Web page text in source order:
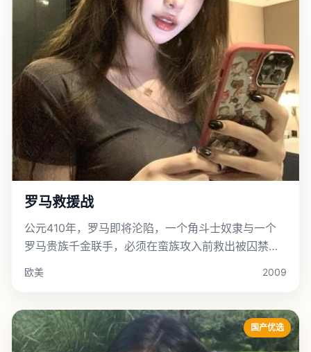
罗马救援战
公元410年，罗马即将沦陷，一个角斗士奴隶与一个
罗马贵族千金联手，必须在蛮族攻入前救出被囚禁的
最后一支罗马军团。
欧美 2009
国产优选